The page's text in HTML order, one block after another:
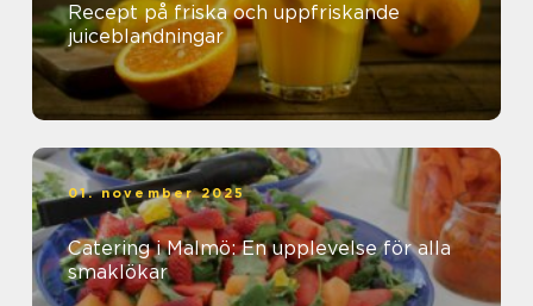
Recept på friska och uppfriskande
juiceblandningar
01. november 2025
Catering i Malmö: En upplevelse för alla
smaklökar